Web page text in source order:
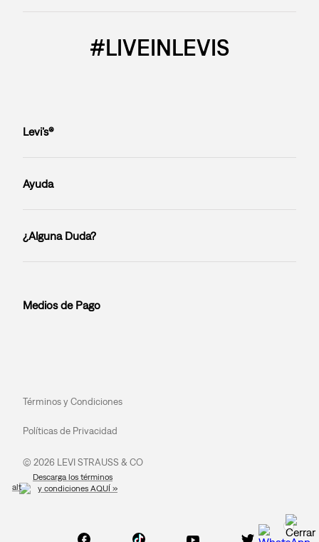
#LIVEINLEVIS
Levi’s®
Ayuda
¿Alguna Duda?
Medios de Pago
Términos y Condiciones
Políticas de Privacidad
© 2026 LEVI STRAUSS & CO
Descarga los términos
y condiciones AQUÍ »